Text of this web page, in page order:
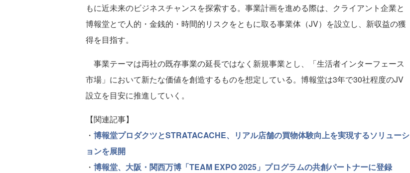
もに近未来のビジネスチャンスを探索する。事業計画を進める際は、クライアント企業と
博報堂とで人的・金銭的・時間的リスクをともに取る事業体（JV）を設立し、新収益の獲
得を目指す。
事業テーマは両社の既存事業の延長ではなく新規事業とし、「生活者インターフェース
市場」において新たな価値を創造するものを想定している。博報堂は3年で30社程度のJV
設立を目安に推進していく。
【関連記事】
・ 博報堂プロダクツとSTRATACACHE、リアル店舗の買物体験向上を実現するソリューシ
ョンを展開
・ 博報堂、大阪・関西万博「TEAM EXPO 2025」プログラムの共創パートナーに登録